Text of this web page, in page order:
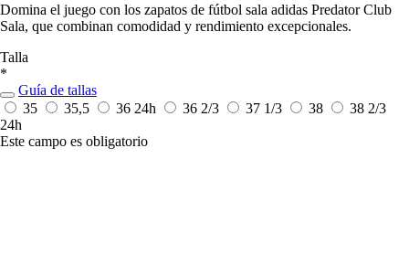
Domina el juego con los zapatos de fútbol sala adidas Predator Club
Sala, que combinan comodidad y rendimiento excepcionales.
Talla
*
Guía de tallas
35
35,5 36 24h 36 2/3 37 1/3 38
38 2/3
24h
Este campo es obligatorio